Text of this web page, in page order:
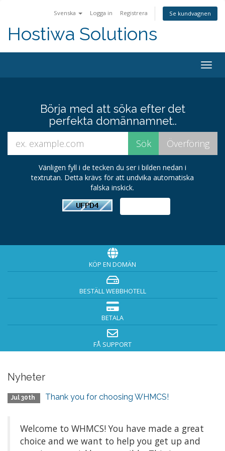
Svenska Logga in Registrera Se kundvagnen
Hostiwa Solutions
Börja med att söka efter det
perfekta domännamnet..
Vänligen fyll i de tecken du ser i bilden nedan i
textrutan. Detta krävs för att undvika automatiska
falska inskick.
KÖP EN DOMÄN
BESTÄLL WEBBHOTELL
BETALA
FÅ SUPPORT
Nyheter
Jul 30th Thank you for choosing WHMCS!
Welcome to WHMCS! You have made a great
choice and we want to help you get up and